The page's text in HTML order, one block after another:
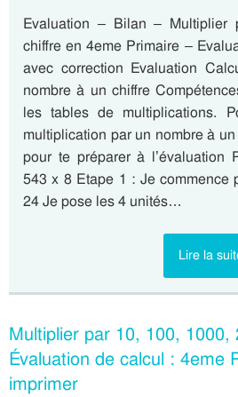
Evaluation – Bilan – Multiplier
chiffre en 4eme Primaire –
avec correction Evaluation
nombre à un chiffre
les tables de multiplications.
multiplication par un nombre à
pour te préparer à l’évaluation
543 x 8 Etape 1 : Je commence
24 Je pose les 4 unités…
Lire la
Multiplier par 10, 100,
Évaluation de calcul : 4eme
imprimer